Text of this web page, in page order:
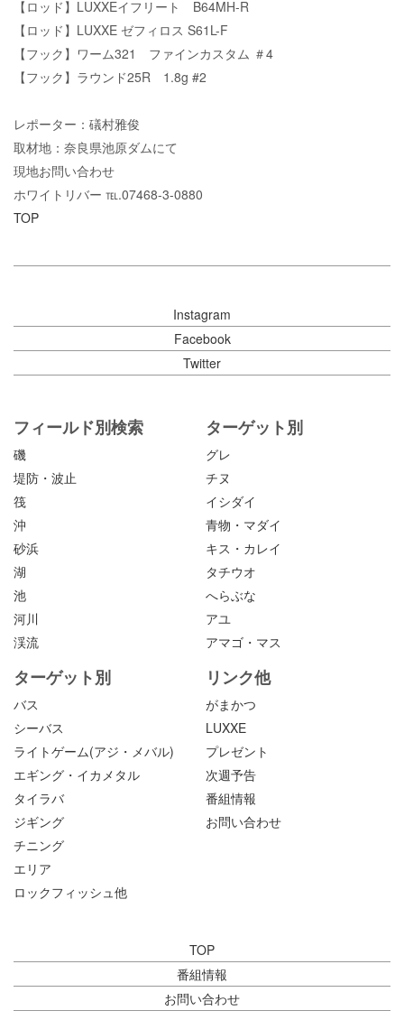
【ロッド】LUXXEイフリート B64MH-R
【ロッド】LUXXE ゼフィロス S61L-F
【フック】ワーム321 ファインカスタム ＃4
【フック】ラウンド25R 1.8g #2
レポーター：礒村雅俊
取材地：奈良県池原ダムにて
現地お問い合わせ
ホワイトリバー ℡.07468-3-0880
TOP
Instagram
Facebook
Twitter
フィールド別検索
磯
堤防・波止
筏
沖
砂浜
湖
池
河川
渓流
ターゲット別
グレ
チヌ
イシダイ
青物・マダイ
キス・カレイ
タチウオ
へらぶな
アユ
アマゴ・マス
ターゲット別
バス
シーバス
ライトゲーム(アジ・メバル)
エギング・イカメタル
タイラバ
ジギング
チニング
エリア
ロックフィッシュ他
リンク他
がまかつ
LUXXE
プレゼント
次週予告
番組情報
お問い合わせ
TOP
番組情報
お問い合わせ